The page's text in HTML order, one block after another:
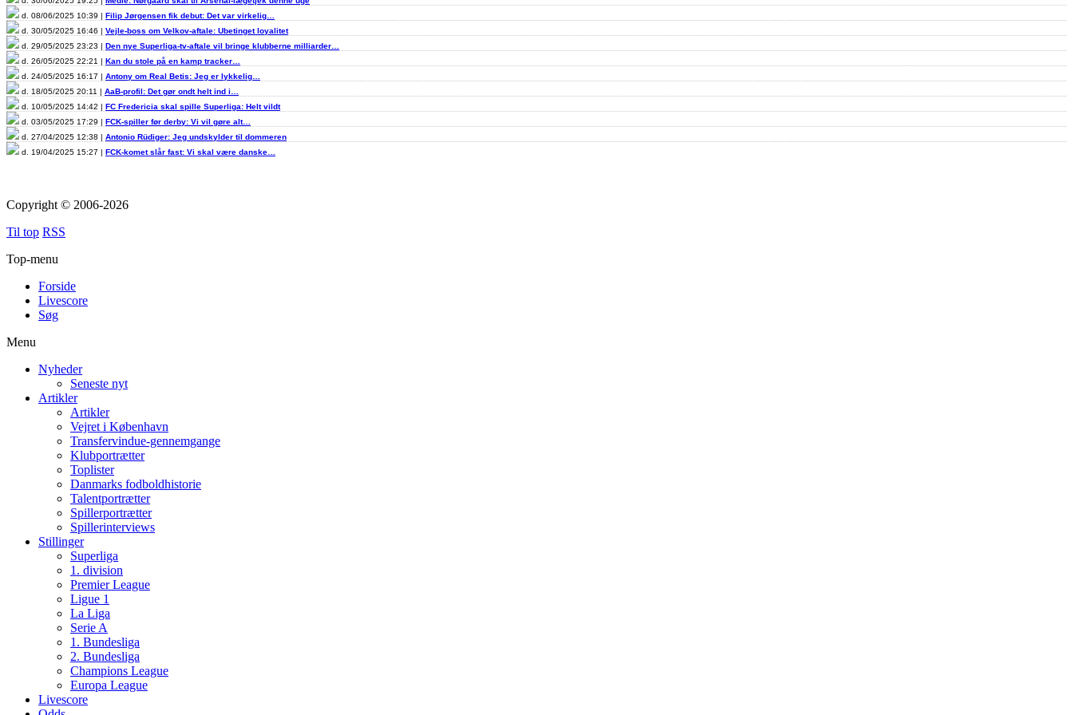
d. 08/06/2025 10:39 | Filip Jørgensen fik debut: Det var virkelig…
d. 30/05/2025 16:46 | Vejle-boss om Velkov-aftale: Ubetinget loyalitet
d. 29/05/2025 23:23 | Den nye Superliga-tv-aftale vil bringe klubberne milliarder…
d. 26/05/2025 22:21 | Kan du stole på en kamp tracker…
d. 24/05/2025 16:17 | Antony om Real Betis: Jeg er lykkelig…
d. 18/05/2025 20:11 | AaB-profil: Det gør ondt helt ind i…
d. 10/05/2025 14:42 | FC Fredericia skal spille Superliga: Helt vildt
d. 03/05/2025 17:29 | FCK-spiller før derby: Vi vil gøre alt…
d. 27/04/2025 12:38 | Antonio Rüdiger: Jeg undskylder til dommeren
d. 19/04/2025 15:27 | FCK-komet slår fast: Vi skal være danske…
Copyright © 2006-2026
Til top RSS
Top-menu
Forside
Livescore
Søg
Menu
Nyheder
Seneste nyt
Artikler
Artikler
Vejret i København
Transfervindue-gennemgange
Klubportrætter
Toplister
Danmarks fodboldhistorie
Talentportrætter
Spillerportrætter
Spillerinterviews
Stillinger
Superliga
1. division
Premier League
Ligue 1
La Liga
Serie A
1. Bundesliga
2. Bundesliga
Champions League
Europa League
Livescore